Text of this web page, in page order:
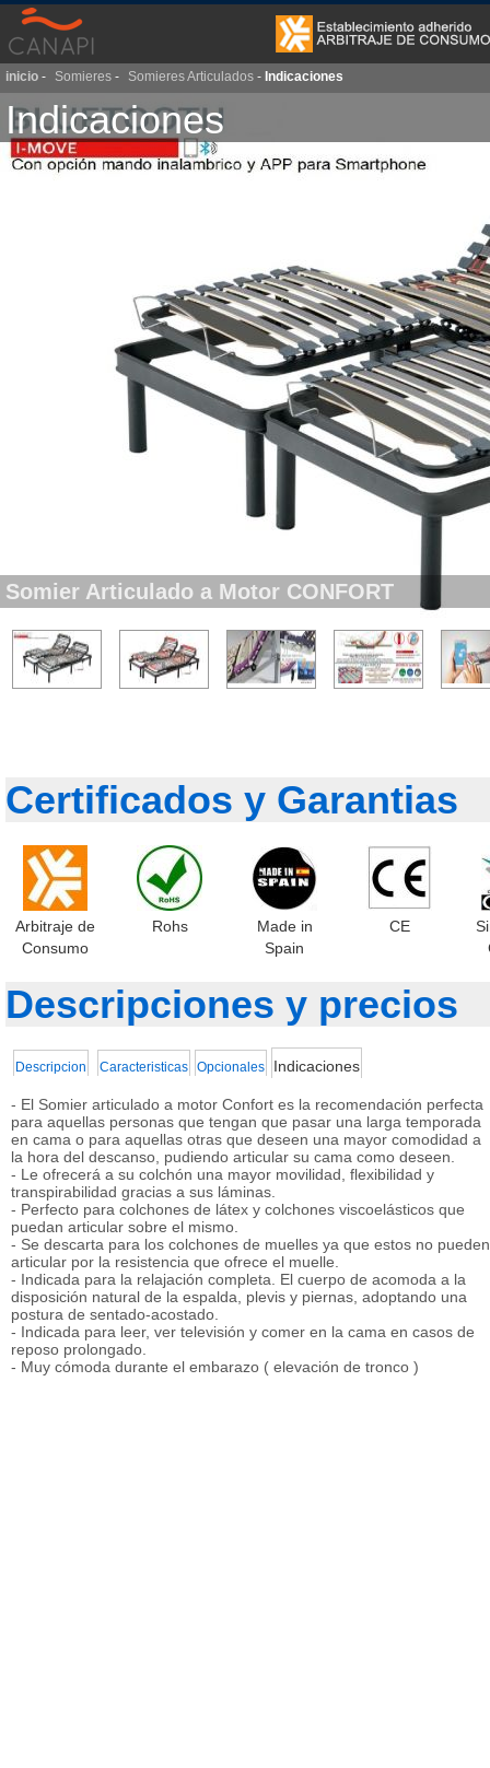
inicio - Somieres - Somieres Articulados - Indicaciones
Indicaciones
Somier Articulado a Motor CONFORT
Certificados y Garantias
Arbitraje de
Consumo
Rohs
Made in
Spain
CE
Descripciones y precios
Descripcion Caracteristicas Opcionales Indicaciones
- El Somier articulado a motor Confort es la recomendación perfecta
para aquellas personas que tengan que pasar una larga temporada
en cama o para aquellas otras que deseen una mayor comodidad a
la hora del descanso, pudiendo articular su cama como deseen.
- Le ofrecerá a su colchón una mayor movilidad, flexibilidad y
transpirabilidad gracias a sus láminas.
- Perfecto para colchones de látex y colchones viscoelásticos que
puedan articular sobre el mismo.
- Se descarta para los colchones de muelles ya que estos no pueden
articular por la resistencia que ofrece el muelle.
- Indicada para la relajación completa. El cuerpo de acomoda a la
disposición natural de la espalda, plevis y piernas, adoptando una
postura de sentado-acostado.
- Indicada para leer, ver televisión y comer en la cama en casos de
reposo prolongado.
- Muy cómoda durante el embarazo ( elevación de tronco )